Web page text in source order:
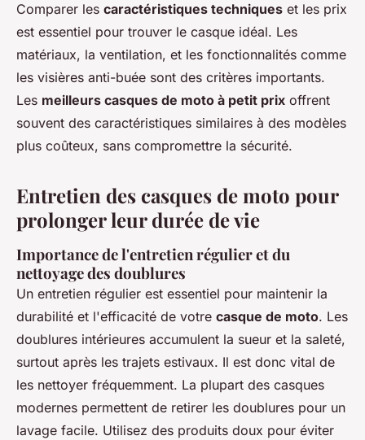
Comparer les caractéristiques techniques et les prix
est essentiel pour trouver le casque idéal. Les
matériaux, la ventilation, et les fonctionnalités comme
les visières anti-buée sont des critères importants.
Les meilleurs casques de moto à petit prix offrent
souvent des caractéristiques similaires à des modèles
plus coûteux, sans compromettre la sécurité.
Entretien des casques de moto pour
prolonger leur durée de vie
Importance de l'entretien régulier et du
nettoyage des doublures
Un entretien régulier est essentiel pour maintenir la
durabilité et l'efficacité de votre casque de moto. Les
doublures intérieures accumulent la sueur et la saleté,
surtout après les trajets estivaux. Il est donc vital de
les nettoyer fréquemment. La plupart des casques
modernes permettent de retirer les doublures pour un
lavage facile. Utilisez des produits doux pour éviter